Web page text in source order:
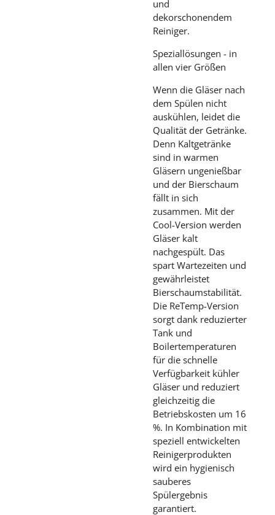
und
dekorschonendem
Reiniger.
Speziallösungen - in
allen vier Größen
Wenn die Gläser nach
dem Spülen nicht
auskühlen, leidet die
Qualität der Getränke.
Denn Kaltgetränke
sind in warmen
Gläsern ungenießbar
und der Bierschaum
fällt in sich
zusammen. Mit der
Cool-Version werden
Gläser kalt
nachgespült. Das
spart Wartezeiten und
gewährleistet
Bierschaumstabilität.
Die ReTemp-Version
sorgt dank reduzierter
Tank und
Boilertemperaturen
für die schnelle
Verfügbarkeit kühler
Gläser und reduziert
gleichzeitig die
Betriebskosten um 16
%. In Kombination mit
speziell entwickelten
Reinigerprodukten
wird ein hygienisch
sauberes
Spülergebnis
garantiert.